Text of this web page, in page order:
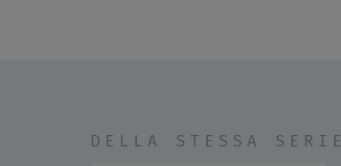
DELLA STESSA SERIE